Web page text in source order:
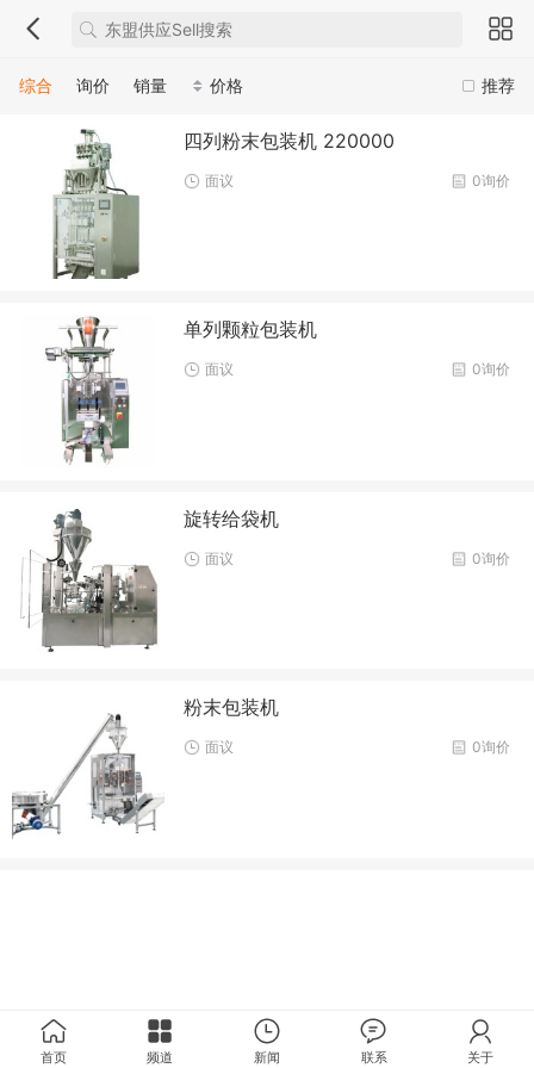
推荐
综合 询价 销量 价格
四列粉末包装机 220000
0询价
面议
单列颗粒包装机
0询价
面议
旋转给袋机
0询价
面议
粉末包装机
0询价
面议
首页 频道 新闻 联系 关于